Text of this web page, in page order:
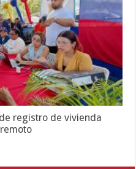
registro de vivienda